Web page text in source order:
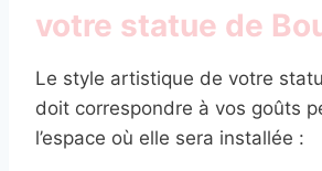
votre statue de
Le style artistique de votre
doit correspondre à vos goûts
l’espace où elle sera installée :